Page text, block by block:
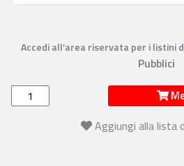
Accedi all’area riservata per i listini
Pubblici
Aggiungi alla lista